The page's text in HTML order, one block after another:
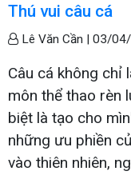
Thú vui câu cá
Lê Văn Cần | 03/
Câu cá không chỉ
môn thể thao rèn
biệt là tạo cho
những ưu phiền
vào thiên nhiên,